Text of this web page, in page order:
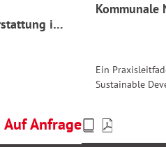
in
Regulärer Preis:
Auf Anfrage
Kommunale
Ein
Sustainable
Preise
inkl.